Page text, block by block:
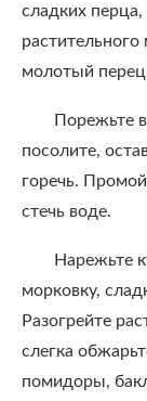
сладких
молотый
Порежьте
посолите,
горечь.
стечь воде.
Нарежьте
морковку,
Разогрейте
слегка
помидоры,